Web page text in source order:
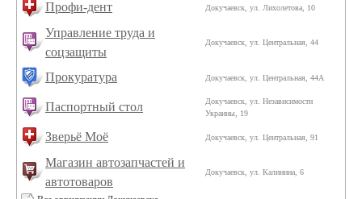
Профи-дент Докучаевск, ул. Лихолетова, 10
Управление труда и
соцзащиты
Докучаевск, ул. Центральная, 44
Прокуратура Докучаевск, ул. Центральная, 44А
Паспортный стол
Докучаевск, ул. Независимости
Украины, 19
Зверьё Моё Докучаевск, ул. Центральная, 91
Магазин автозапчастей и
автотоваров
Докучаевск, ул. Калинина, 6